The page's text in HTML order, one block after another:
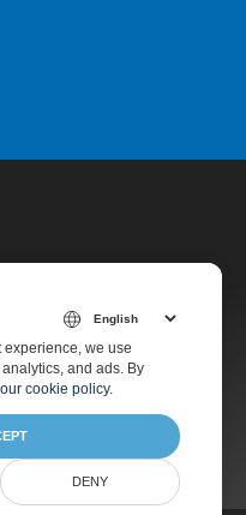
experience, we use
and ads. By
our cookie policy.
DENY